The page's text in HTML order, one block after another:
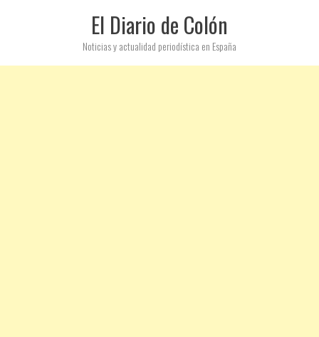
El Diario de Colón
Noticias y actualidad periodística en España